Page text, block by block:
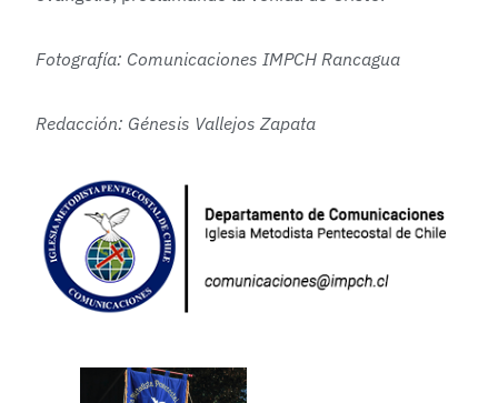
Fotografía: Comunicaciones IMPCH Rancagua
Redacción: Génesis Vallejos Zapata